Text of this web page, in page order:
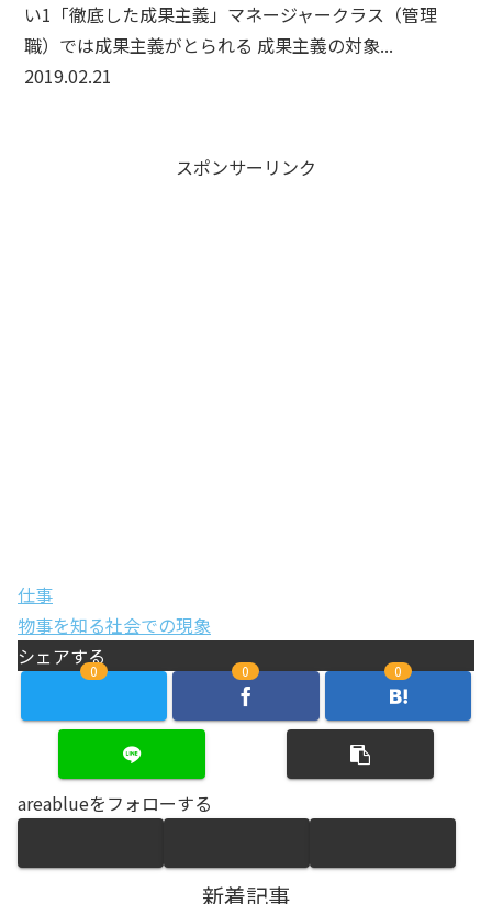
い1「徹底した成果主義」マネージャークラス（管理
職）では成果主義がとられる 成果主義の対象...
2019.02.21
スポンサーリンク
仕事
物事を知る社会での現象
シェアする
0 0 0
areablueをフォローする
新着記事